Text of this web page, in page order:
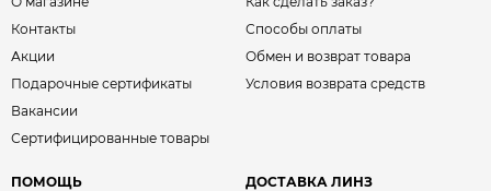
Контакты
Акции
Подарочные сертификаты
Вакансии
Сертифицированные товары
Способы оплаты
Обмен и возврат товара
Условия возврата средств
ПОМОЩЬ
ДОСТАВКА ЛИНЗ